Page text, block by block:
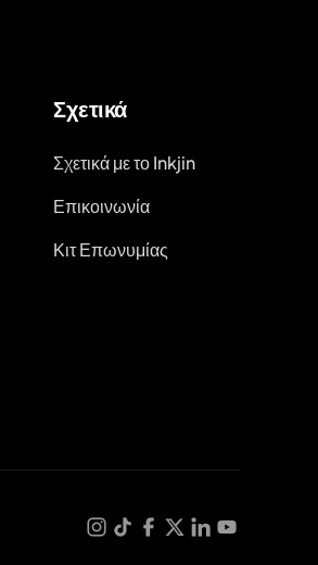
Σχετικά
Σχετικά με το Inkjin
Επικοινωνία
Κιτ Επωνυμίας